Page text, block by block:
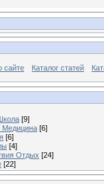
сайте Каталог статей
[9]
Медицина [6]
[6]
[4]
Отдых [24]
[22]